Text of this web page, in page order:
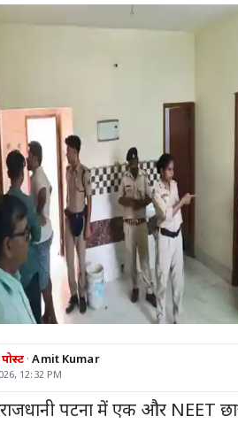
Amit Kumar
12:32 PM
राजधानी पटना में एक और NEET